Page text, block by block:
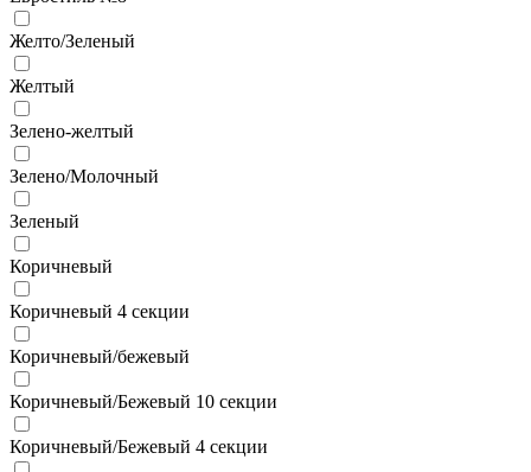
Желто/Зеленый
Желтый
Зелено-желтый
Зелено/Молочный
Зеленый
Коричневый
Коричневый 4 секции
Коричневый/бежевый
Коричневый/Бежевый 10 секции
Коричневый/Бежевый 4 секции